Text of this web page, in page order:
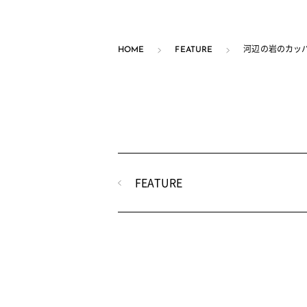
HOME FEATURE 河辺の岩のカッ
FEATURE